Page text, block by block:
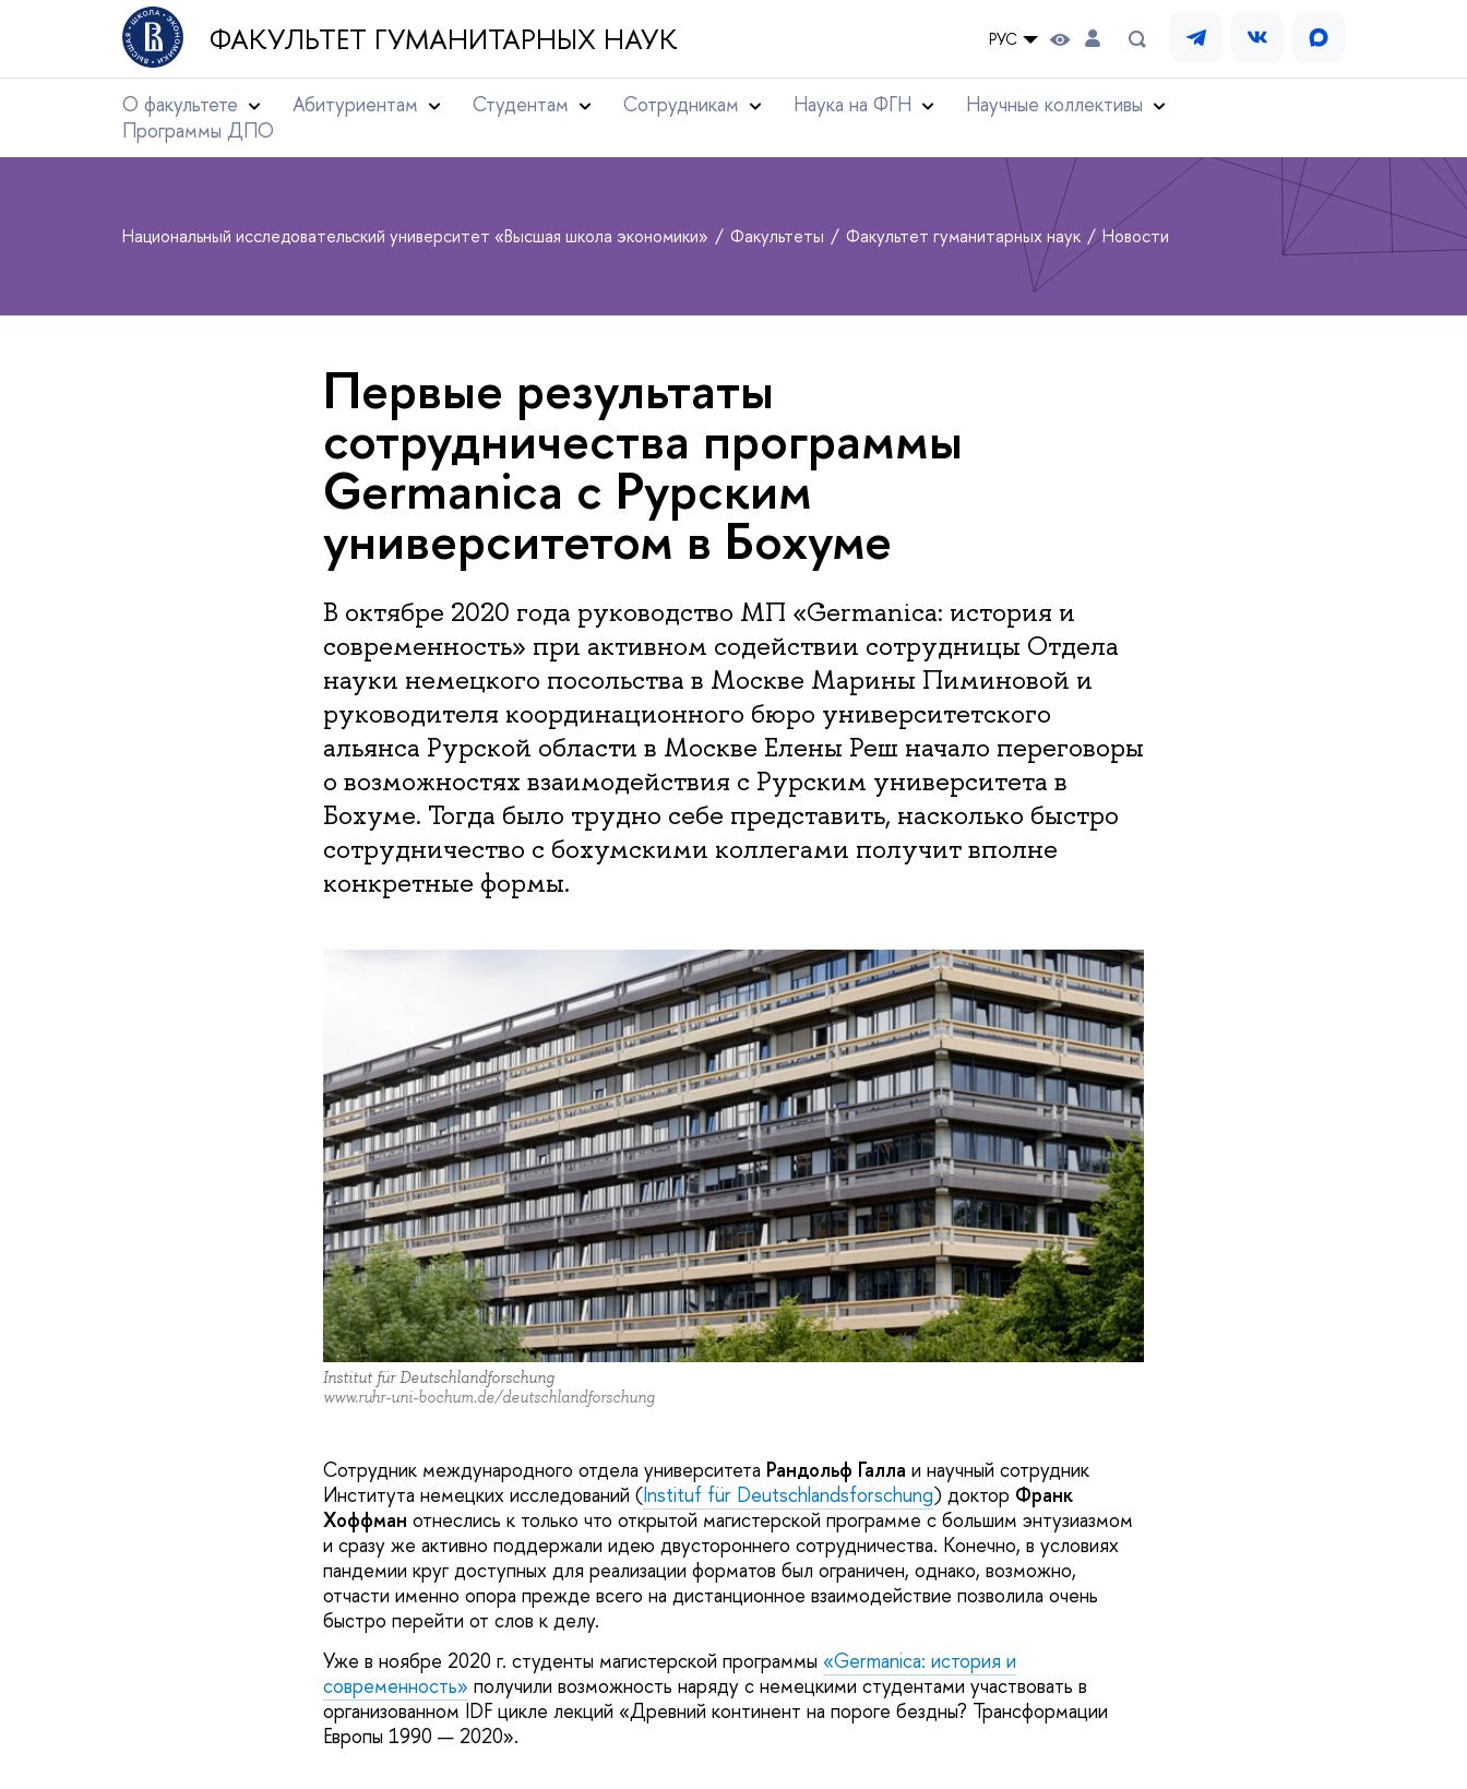
ФАКУЛЬТЕТ ГУМАНИТАРНЫХ НАУК РУС
О факультете Абитуриентам Студентам Сотрудникам Наука на ФГН
Научные коллективы
Программы ДПО
Национальный исследовательский университет «Высшая школа экономики» Факультеты Факультет гуманитарных наук Новости
Первые результаты
сотрудничества программы
Germanica с Рурским
университетом в Бохуме
В октябре 2020 года руководство МП «Germanica: история и
современность» при активном содействии сотрудницы Отдела
науки немецкого посольства в Москве Марины Пиминовой и
руководителя координационного бюро университетского
альянса Рурской области в Москве Елены Реш начало переговоры
о возможностях взаимодействия с Рурским университета в
Бохуме. Тогда было трудно себе представить, насколько быстро
сотрудничество с бохумскими коллегами получит вполне
конкретные формы.
Institut für Deutschlandforschung
www.ruhr-uni-bochum.de/deutschlandforschung
Сотрудник международного отдела университета Рандольф Галла и научный сотрудник
Инcтитута немецких исследований (Instituf für Deutschlandsforschung) доктор Франк
Хоффман отнеслись к только что открытой магистерской программе с большим энтузиазмом
и сразу же активно поддержали идею двустороннего сотрудничества. Конечно, в условиях
пандемии круг доступных для реализации форматов был ограничен, однако, возможно,
отчасти именно опора прежде всего на дистанционное взаимодействие позволила очень
быстро перейти от слов к делу.
Уже в ноябре 2020 г. студенты магистерской программы «Germanica: история и
современность» получили возможность наряду с немецкими студентами участвовать в
организованном IDF цикле лекций «Древний континент на пороге бездны? Трансформации
Европы 1990 — 2020».